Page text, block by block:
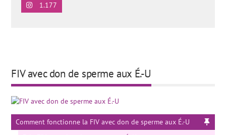
1.177
FIV avec don de sperme aux É.-U
Comment fonctionne la FIV avec don de sperme aux É.-U